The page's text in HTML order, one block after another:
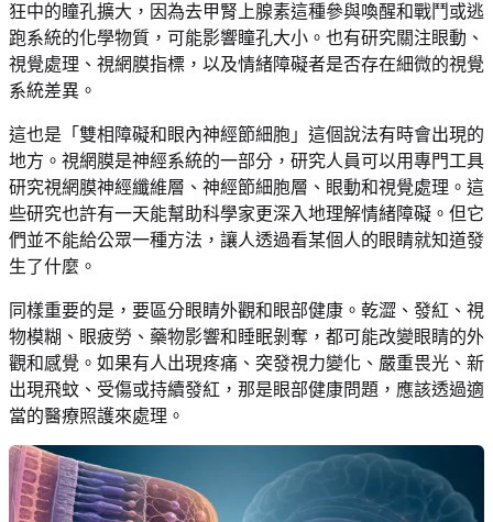
狂中的瞳孔擴大，因為去甲腎上腺素這種參與喚醒和戰鬥或逃
跑系統的化學物質，可能影響瞳孔大小。也有研究關注眼動、
視覺處理、視網膜指標，以及情緒障礙者是否存在細微的視覺
系統差異。
這也是「雙相障礙和眼內神經節細胞」這個說法有時會出現的
地方。視網膜是神經系統的一部分，研究人員可以用專門工具
研究視網膜神經纖維層、神經節細胞層、眼動和視覺處理。這
些研究也許有一天能幫助科學家更深入地理解情緒障礙。但它
們並不能給公眾一種方法，讓人透過看某個人的眼睛就知道發
生了什麼。
同樣重要的是，要區分眼睛外觀和眼部健康。乾澀、發紅、視
物模糊、眼疲勞、藥物影響和睡眠剝奪，都可能改變眼睛的外
觀和感覺。如果有人出現疼痛、突發視力變化、嚴重畏光、新
出現飛蚊、受傷或持續發紅，那是眼部健康問題，應該透過適
當的醫療照護來處理。